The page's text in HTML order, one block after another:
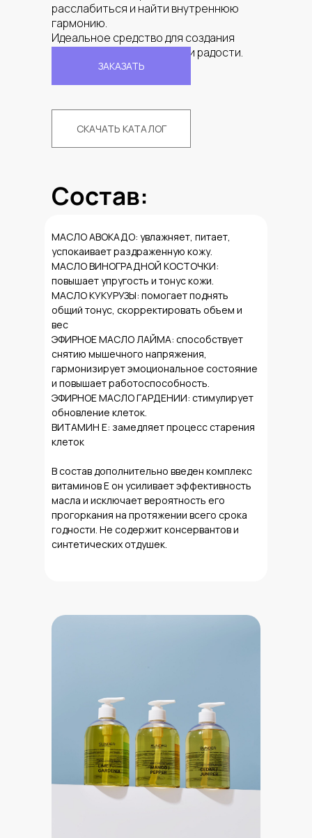
расслабиться и найти внутреннюю
гармонию.
Идеальное средство для создания
настроения спокойствия и радости.
СКАЧАТЬ КАТАЛОГ
Состав:
МАСЛО АВОКАДО: увлажняет, питает,
успокаивает раздраженную кожу.
МАСЛО ВИНОГРАДНОЙ КОСТОЧКИ:
повышает упругость и тонус кожи.
МАСЛО КУКУРУЗЫ: помогает поднять
общий тонус, скорректировать объем и
вес
ЭФИРНОЕ МАСЛО ЛАЙМА: способствует
снятию мышечного напряжения,
гармонизирует эмоциональное состояние
и повышает работоспособность.
ЭФИРНОЕ МАСЛО ГАРДЕНИИ: стимулирует
обновление клеток.
ВИТАМИН Е: замедляет процесс старения
клеток
В состав дополнительно введен комплекс
витаминов Е он усиливает эффективность
масла и исключает вероятность его
прогоркания на протяжении всего срока
годности. Не содержит консервантов и
синтетических отдушек.
ЗАКАЗАТЬ